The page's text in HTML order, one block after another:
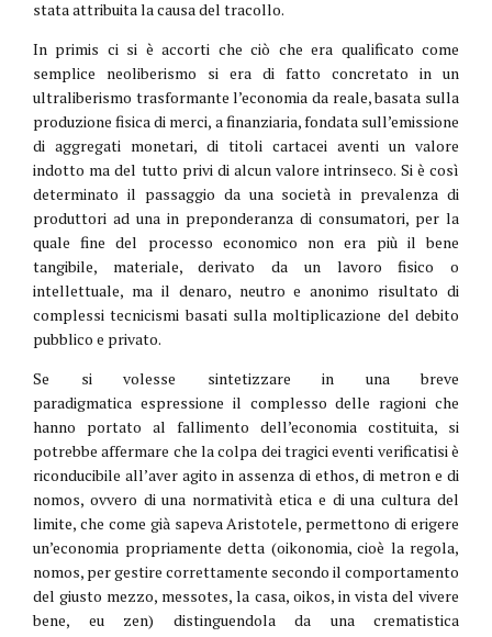
stata attribuita la causa del tracollo.
In primis ci si è accorti che ciò che era qualificato come
semplice neoliberismo si era di fatto concretato in un
ultraliberismo trasformante l’economia da reale, basata sulla
produzione fisica di merci, a finanziaria, fondata sull’emissione
di aggregati monetari, di titoli cartacei aventi un valore
indotto ma del tutto privi di alcun valore intrinseco. Si è così
determinato il passaggio da una società in prevalenza di
produttori ad una in preponderanza di consumatori, per la
quale fine del processo economico non era più il bene
tangibile, materiale, derivato da un lavoro fisico o
intellettuale, ma il denaro, neutro e anonimo risultato di
complessi tecnicismi basati sulla moltiplicazione del debito
pubblico e privato.
Se si volesse sintetizzare in una breve
paradigmatica espressione il complesso delle ragioni che
hanno portato al fallimento dell’economia costituita, si
potrebbe affermare che la colpa dei tragici eventi verificatisi è
riconducibile all’aver agito in assenza di ethos, di metron e di
nomos, ovvero di una normatività etica e di una cultura del
limite, che come già sapeva Aristotele, permettono di erigere
un’economia propriamente detta (oikonomia, cioè la regola,
nomos, per gestire correttamente secondo il comportamento
del giusto mezzo, messotes, la casa, oikos, in vista del vivere
bene, eu zen) distinguendola da una crematistica